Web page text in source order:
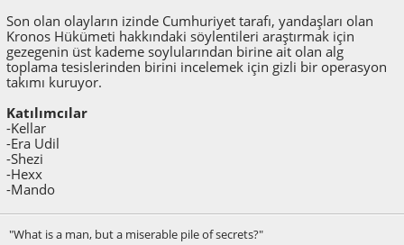
Son olan olayların izinde Cumhuriyet tarafı, yandaşları olan
Kronos Hükümeti hakkındaki söylentileri araştırmak için
gezegenin üst kademe soylularından birine ait olan alg
toplama tesislerinden birini incelemek için gizli bir operasyon
takımı kuruyor.
Katılımcılar
-Kellar
-Era Udil
-Shezi
-Hexx
-Mando
"What is a man, but a miserable pile of secrets?"